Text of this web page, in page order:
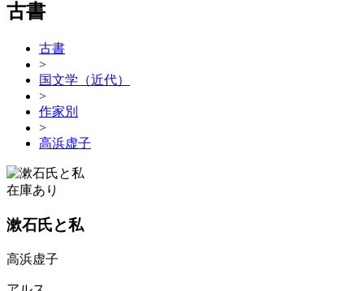
古書
古書
>
国文学（近代）
>
作家別
>
高浜虚子
在庫あり
漱石氏と私
高浜虚子